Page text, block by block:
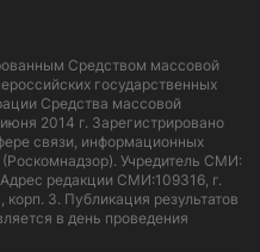
Средством массовой
государственных
Средства массовой
2014 г. Зарегистрировано
связи, информационных
Учредитель СМИ:
редакции СМИ:109316, г.
3. Публикация результатов
в день проведения